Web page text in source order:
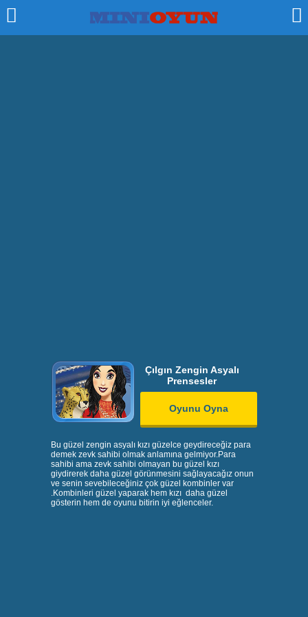
Çılgın Zengin Asyalı
Prensesler
Oyunu Oyna
Bu güzel zengin asyalı kızı güzelce geydireceğiz para
demek zevk sahibi olmak anlamına gelmiyor.Para
sahibi ama zevk sahibi olmayan bu güzel kızı
giydirerek daha güzel görünmesini sağlayacağız onun
ve senin sevebileceğiniz çok güzel kombinler var
.Kombinleri güzel yaparak hem kızı daha güzel
gösterin hem de oyunu bitirin iyi eğlenceler.